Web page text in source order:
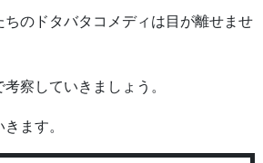
のドタバタコメディは目が離せませ
察していきましょう。
ます。